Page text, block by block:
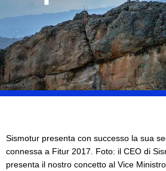
Sismotur presenta con successo la sua
connessa a Fitur 2017. Foto: il CEO di
presenta il nostro concetto al Vice